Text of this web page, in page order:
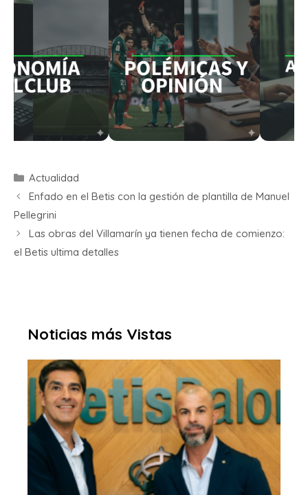
Actualidad
Enfado en el Betis con la gestión de plantilla de Manuel
Pellegrini
Las obras del Villamarín ya tienen fecha de comienzo:
el Betis ultima detalles
Noticias más Vistas